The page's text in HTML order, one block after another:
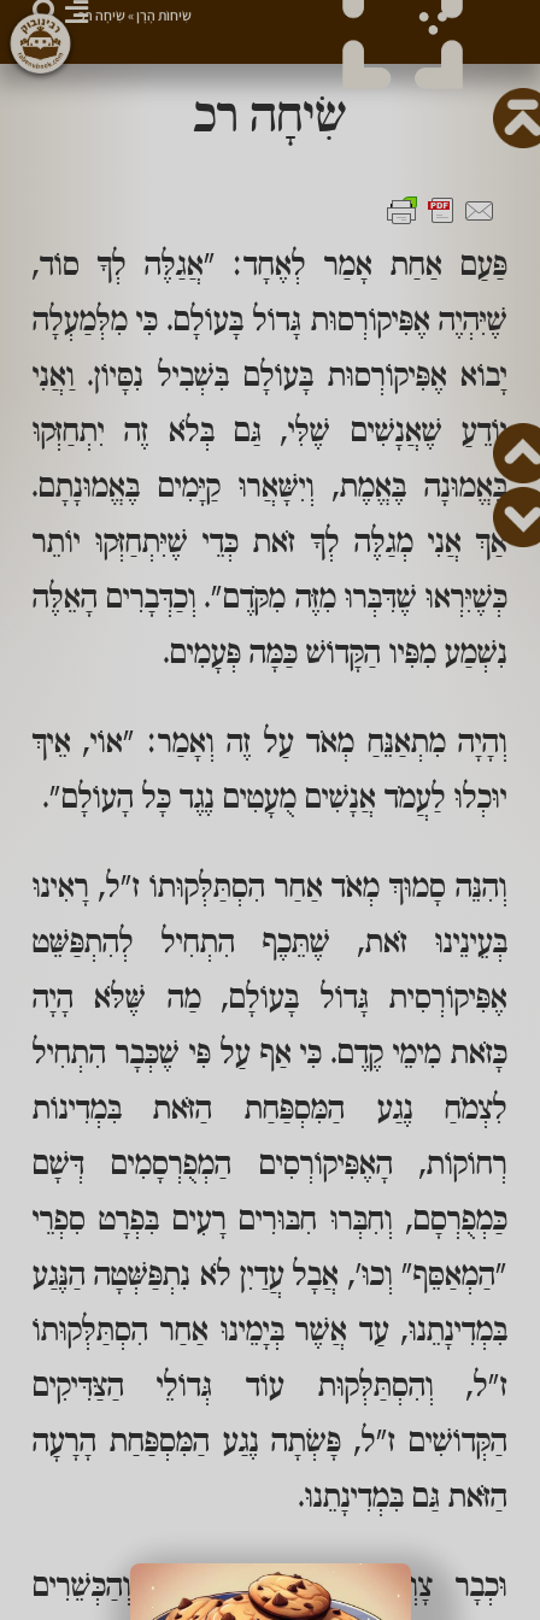
שִׂיחָה רכ
פַּעַם אַחַת אָמַר לְאֶחָד: "אֲגַלֶּה לְךָ סוֹד,
שֶׁיִּהְיֶה אֶפִּיקוֹרְסוּת גָּדוֹל בָּעוֹלָם. כִּי מִלְּמַעְלָה
יָבוֹא אֶפִּיקוֹרְסוּת בָּעוֹלָם בִּשְׁבִיל נִסָּיוֹן. וַאֲנִי
יוֹדֵעַ שֶׁאֲנָשִׁים שֶׁלִּי, גַּם בְּלֹא זֶה יִתְחַזְּקוּ
בֶּאֱמוּנָה בֶּאֱמֶת, וְיִשָּׁאֲרוּ קַיָּמִים בֶּאֱמוּנָתָם.
אַךְ אֲנִי מְגַלֶּה לְךָ זֹאת כְּדֵי שֶׁיִּתְחַזְּקוּ יוֹתֵר
כְּשֶׁיִּרְאוּ שֶׁדִּבְּרוּ מִזֶּה מִקֹּדֶם". וְכַדְּבָרִים הָאֵלֶּה
נִשְׁמַע מִפִּיו הַקָּדוֹשׁ כַּמָּה פְּעָמִים.
וְהָיָה מִתְאַנֵּחַ מְאֹד עַל זֶה וְאָמַר: "אוֹי, אֵיךְ
יוּכְלוּ לַעֲמֹד אֲנָשִׁים מֻעָטִים נֶגֶד כָּל הָעוֹלָם".
וְהִנֵּה סָמוּךְ מְאֹד אַחַר הִסְתַּלְּקוּתוֹ ז"ל, רָאִינוּ
בְּעֵינֵינוּ זֹאת, שֶׁתֵּכֶף הִתְחִיל לְהִתְפַּשֵּׁט
אֶפִּיקוֹרְסִית גָּדוֹל בָּעוֹלָם, מַה שֶּׁלֹּא הָיָה
כָּזֹאת מִימֵי קֶדֶם. כִּי אַף עַל פִּי שֶׁכְּבָר הִתְחִיל
לִצְמֹחַ נֶגַע הַמִּסְפַּחַת הַזֹּאת בִּמְדִינוֹת
רְחוֹקוֹת, הָאֶפִּיקוֹרְסִים הַמְפֻרְסָמִים דְּשָׁם
כַּמְפֻרְסָם, וְחִבְּרוּ חִבּוּרִים רָעִים בִּפְרָט סִפְרֵי
"הַמְאַסֵּף" וְכוּ', אֲבָל עֲדַיִן לֹא נִתְפַּשְּׁטָה הַנֶּגַע
בִּמְדִינָתֵנוּ, עַד אֲשֶׁר בְּיָמֵינוּ אַחַר הִסְתַּלְּקוּתוֹ
ז"ל, וְהִסְתַּלְּקוּת עוֹד גְּדוֹלֵי הַצַּדִּיקִים
הַקְּדוֹשִׁים ז"ל, פָּשְׂתָה נֶגַע הַמִּסְפַּחַת הָרָעָה
הַזֹּאת גַּם בִּמְדִינָתֵנוּ.
וּכְבָר צָוְחוּ כִּכְרוּכְיָא הַצַּדִּיקִים וְהַכְּשֵׁרִים
שִׂיחוֹת הָרָן»שִׂיחָה רכ